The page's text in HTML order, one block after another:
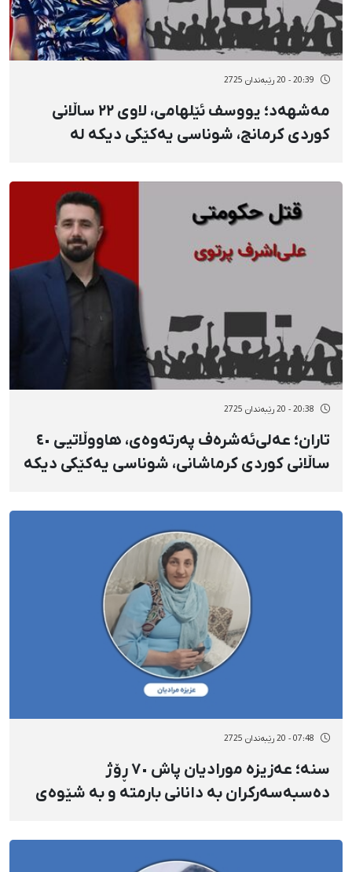
20:39 - 20 رێبەندان 2725
مەشهەد؛ یووسف ئێلهامی، لاوی ٢٢ ساڵانی
کوردی کرمانج، شوناسی یەکێکی دیکە لە
20:38 - 20 رێبەندان 2725
تاران؛ عەلی‌ئەشرەف پەرتەوەی، هاووڵاتیی ٤٠
ساڵانی کوردی کرماشانی، شوناسی یەکێکی دیکە
07:48 - 20 رێبەندان 2725
سنە؛ عەزیزە مورادیان پاش ٧٠ ڕۆژ
دەسبەسەرکران بە دانانی بارمتە و بە شێوەی